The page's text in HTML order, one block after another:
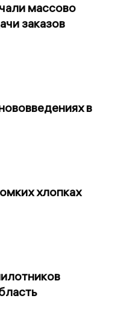
массово
заказов
в
хлопках